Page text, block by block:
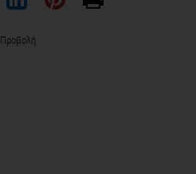
Προβολή